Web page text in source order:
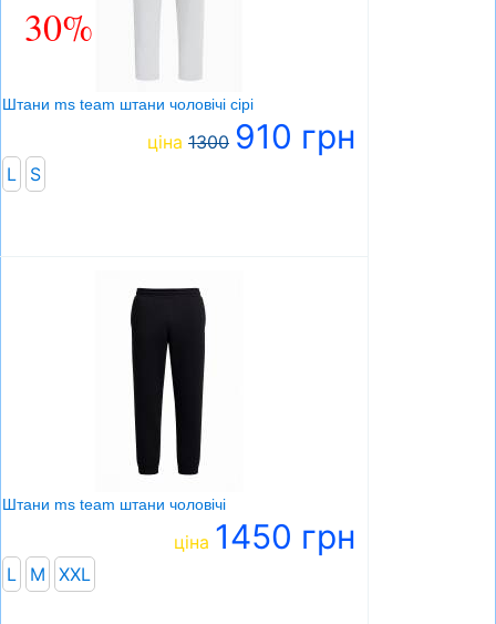
30%
Штани ms team штани чоловічі сірі
ціна 1300 910 грн
L S
Штани ms team штани чоловічі
ціна 1450 грн
L M XXL